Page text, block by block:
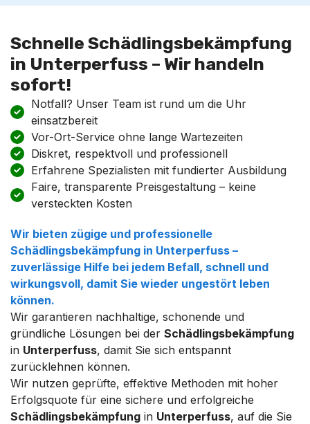
Schnelle Schädlingsbekämpfung
in Unterperfuss – Wir handeln
sofort!
Notfall? Unser Team ist rund um die Uhr
einsatzbereit
Vor-Ort-Service ohne lange Wartezeiten
Diskret, respektvoll und professionell
Erfahrene Spezialisten mit fundierter Ausbildung
Faire, transparente Preisgestaltung – keine
versteckten Kosten
Wir bieten zügige und professionelle
Schädlingsbekämpfung in Unterperfuss –
zuverlässige Hilfe bei jedem Befall, schnell und
wirkungsvoll, damit Sie wieder ungestört leben
können.
Wir garantieren nachhaltige, schonende und
gründliche Lösungen bei der Schädlingsbekämpfung
in Unterperfuss, damit Sie sich entspannt
zurücklehnen können.
Wir nutzen geprüfte, effektive Methoden mit hoher
Erfolgsquote für eine sichere und erfolgreiche
Schädlingsbekämpfung in Unterperfuss, auf die Sie